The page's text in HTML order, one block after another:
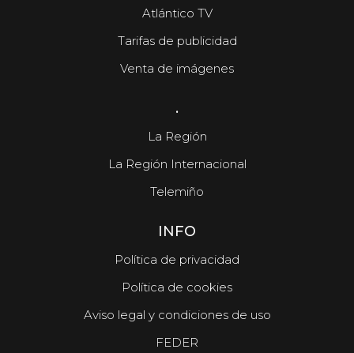
Atlántico TV
Tarifas de publicidad
Venta de imágenes
.
La Región
La Región Internacional
Telemiño
INFO
Política de privacidad
Política de cookies
Aviso legal y condiciones de uso
FEDER